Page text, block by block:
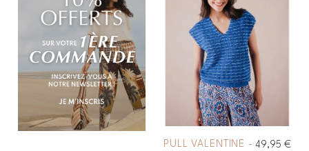
PULL VALENTINE - 49,95 €